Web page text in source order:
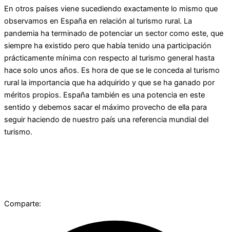
En otros países viene sucediendo exactamente lo mismo que
observamos en España en relación al turismo rural. La
pandemia ha terminado de potenciar un sector como este, que
siempre ha existido pero que había tenido una participación
prácticamente mínima con respecto al turismo general hasta
hace solo unos años. Es hora de que se le conceda al turismo
rural la importancia que ha adquirido y que se ha ganado por
méritos propios. España también es una potencia en este
sentido y debemos sacar el máximo provecho de ella para
seguir haciendo de nuestro país una referencia mundial del
turismo.
Comparte: